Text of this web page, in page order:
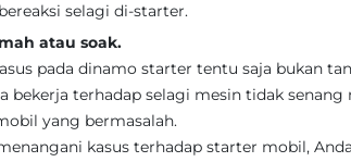
selagi di-starter.
atau soak.
pada dinamo starter tentu saja bukan
bekerja terhadap selagi mesin tidak
yang bermasalah.
kasus terhadap starter mobil,